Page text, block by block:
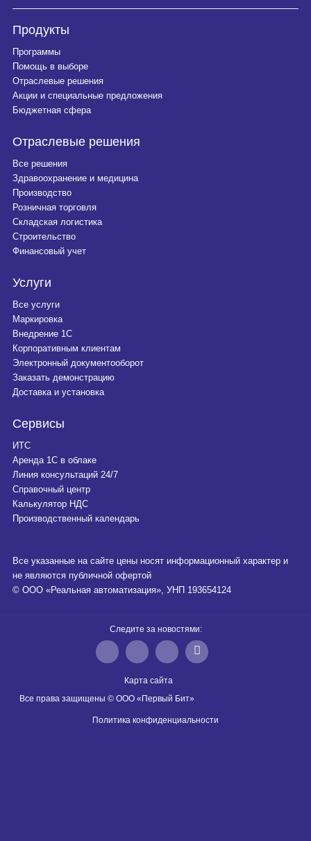
Продукты
Программы
Помощь в выборе
Отраслевые решения
Акции и специальные предложения
Бюджетная сфера
Отраслевые решения
Все решения
Здравоохранение и медицина
Производство
Розничная торговля
Складская логистика
Строительство
Финансовый учет
Услуги
Все услуги
Маркировка
Внедрение 1С
Корпоративным клиентам
Электронный документооборот
Заказать демонстрацию
Доставка и установка
Сервисы
ИТС
Аренда 1С в облаке
Линия консультаций 24/7
Справочный центр
Калькулятор НДС
Производственный календарь
Все указанные на сайте цены носят информационный характер и
не являются публичной офертой
© ООО «Реальная автоматизация», УНП 193654124
Следите за новостями:
Карта сайта
Все права защищены © ООО «Первый Бит»
Политика конфиденциальности